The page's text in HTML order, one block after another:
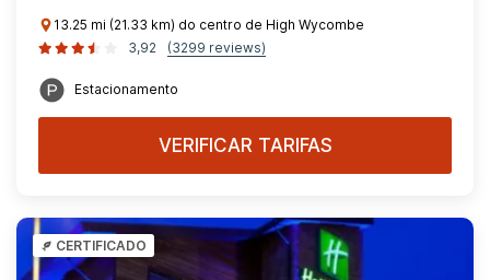
13.25 mi (21.33 km) do centro de High Wycombe
3,92
(3299 reviews)
Estacionamento
VERIFICAR TARIFAS
CERTIFICADO